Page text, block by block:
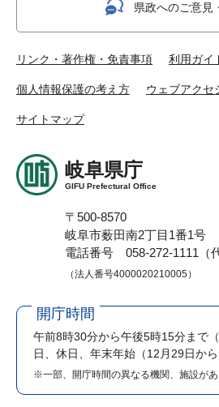
県政へのご意見
リンク・著作権・免責事項 利用ガイ
個人情報保護の考え方 ウェブアクセ
サイトマップ
岐阜県庁
GIFU Prefectural Office
〒500-8570
岐阜市薮田南2丁目1番1号
電話番号 058-272-1111（代
（法人番号4000020210005）
開庁時間
午前8時30分から午後5時15分まで
日、休日、年末年始（12月29日から
※一部、開庁時間の異なる機関、施設があ